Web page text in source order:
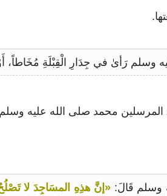
«إنَّ هذِهِ المسَاجِدَ لا